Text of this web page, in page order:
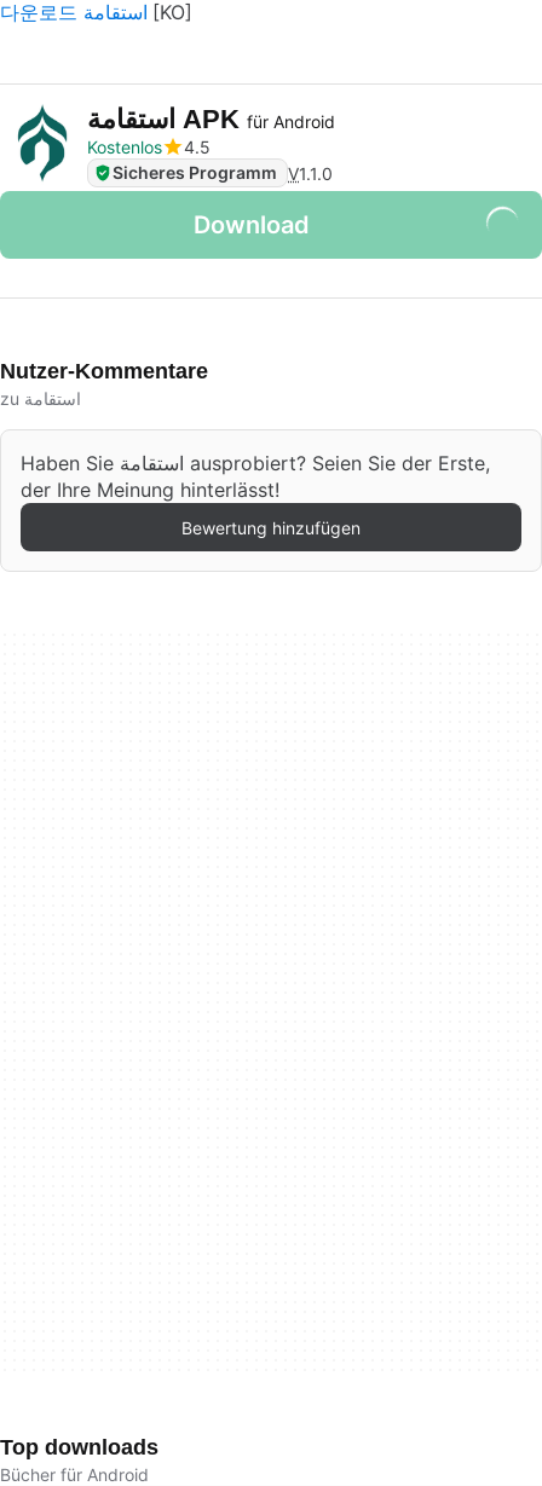
다운로드 استقامة
استقامة APK für Android
Kostenlos
4.5
Sicheres Programm V1.1.0
Download
Nutzer-Kommentare
zu استقامة
Haben Sie استقامة ausprobiert? Seien Sie der Erste,
der Ihre Meinung hinterlässt!
Bewertung hinzufügen
Top downloads
Bücher für Android